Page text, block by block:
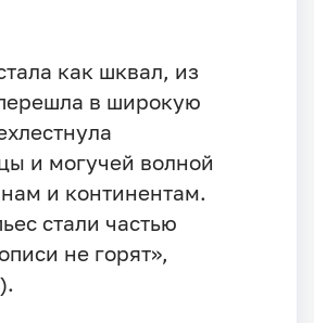
как шквал, из
в широкую
и могучей волной
и континентам.
стали частью
не горят»,